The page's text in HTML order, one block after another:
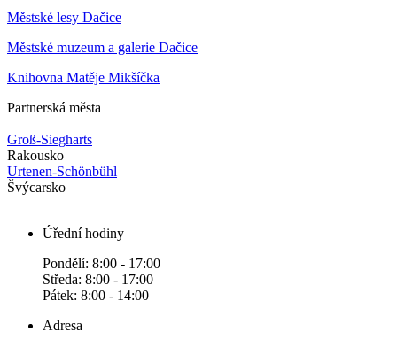
Městské lesy Dačice
Městské muzeum a galerie Dačice
Knihovna Matěje Mikšíčka
Partnerská města
Groß-Siegharts
Rakousko
Urtenen-Schönbühl
Švýcarsko
Úřední hodiny
Pondělí: 8:00 - 17:00
Středa: 8:00 - 17:00
Pátek: 8:00 - 14:00
Adresa